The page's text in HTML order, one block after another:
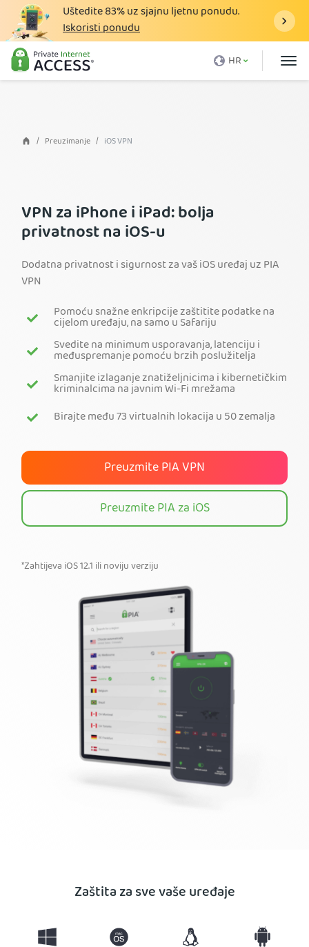
Uštedite83%uz sjajnu ljetnu ponudu.
Iskoristi ponudu
HR
Što je VPN
Zašto PIA
VPN Prednosti
Blog
Podrška
Prijava
Preuzmite PIA VPN
Preuzimanje iOS VPN
VPN za iPhone i iPad: bolja
privatnost na iOS-u
Dodatna privatnost i sigurnost za vaš iOS uređaj uz PIA
VPN
Pomoću snažne enkripcije zaštitite podatke na
cijelom uređaju, na samo u Safariju
Svedite na minimum usporavanja, latenciju i
međuspremanje pomoću brzih poslužitelja
Smanjite izlaganje znatiželjnicima i kibernetičkim
kriminalcima na javnim Wi-Fi mrežama
Birajte među 73 virtualnih lokacija u 50 zemalja
Preuzmite PIA VPN
Preuzmite PIA za iOS
*Zahtijeva iOS 12.1 ili noviju verziju
Zaštita za sve vaše uređaje